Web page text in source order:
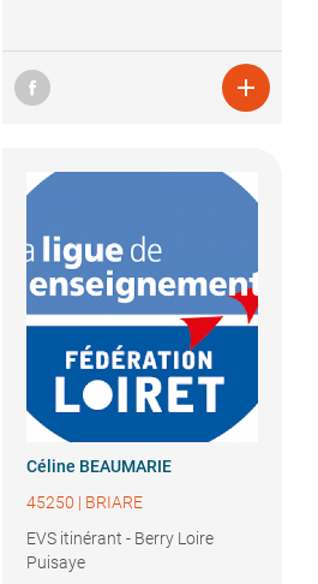

Céline BEAUMARIE
45250 | BRIARE
EVS itinérant - Berry Loire
Puisaye